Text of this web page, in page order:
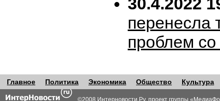
перенесла
проблем
Главное Политика Экономика Общество Культура
©2008 Интерновости.Ру, проект группы «